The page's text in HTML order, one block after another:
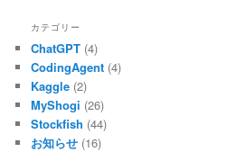
カテゴリー
ChatGPT (4)
CodingAgent (4)
Kaggle (2)
MyShogi (26)
Stockfish (44)
お知らせ (16)